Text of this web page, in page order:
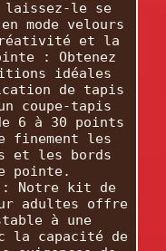
laissez-le se
mode velours
et la
: Obtenez
idéales
de tapis
coupe-tapis
6 à 30 points
finement les
et les bords
pointe.
: Notre kit de
adultes offre
à une
la capacité de